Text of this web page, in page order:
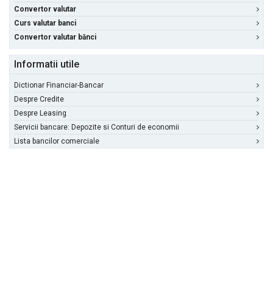
Convertor valutar
Curs valutar banci
Convertor valutar bănci
Informatii utile
Dictionar Financiar-Bancar
Despre Credite
Despre Leasing
Servicii bancare: Depozite si Conturi de economii
Lista bancilor comerciale